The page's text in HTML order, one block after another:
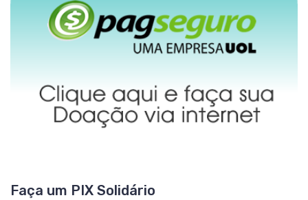
Faça um PIX Solidário